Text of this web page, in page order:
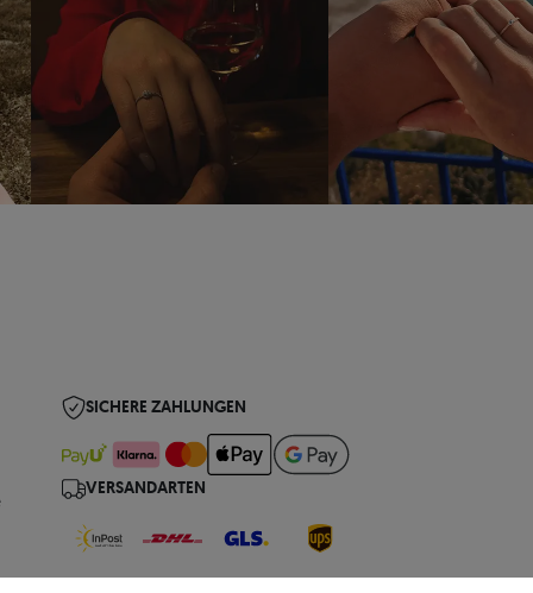
SICHERE ZAHLUNGEN
VERSANDARTEN